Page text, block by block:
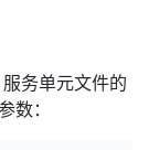
务单元文件的
数：